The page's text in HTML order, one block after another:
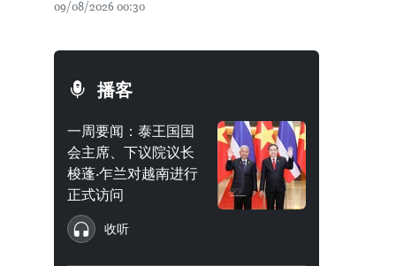
09/08/2026 00:30
播客
一周要闻：泰王国国
会主席、下议院议长
梭蓬·乍兰对越南进行
正式访问
收听